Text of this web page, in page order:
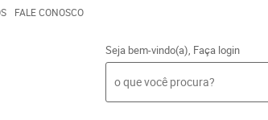
FALE CONOSCO
Seja bem-vindo(a), Faça login